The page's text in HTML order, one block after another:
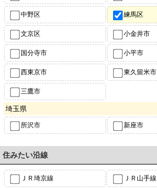
中野区 練馬区
文京区 小金井市
国分寺市 小平市
西東京市 東久留米市
三鷹市
埼玉県
所沢市 新座市
住みたい沿線
ＪＲ埼京線 ＪＲ山手線